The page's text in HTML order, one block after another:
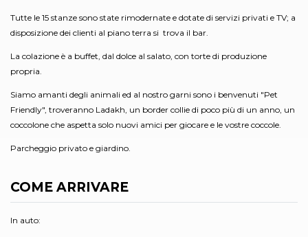
Tutte le 15 stanze sono state rimodernate e dotate di servizi privati e TV; a
disposizione dei clienti al piano terra si trova il bar.
La colazione è a buffet, dal dolce al salato, con torte di produzione
propria.
Siamo amanti degli animali ed al nostro garni sono i benvenuti "Pet
Friendly", troveranno Ladakh, un border collie di poco più di un anno, un
coccolone che aspetta solo nuovi amici per giocare e le vostre coccole.
Parcheggio privato e giardino.
COME ARRIVARE
In auto: